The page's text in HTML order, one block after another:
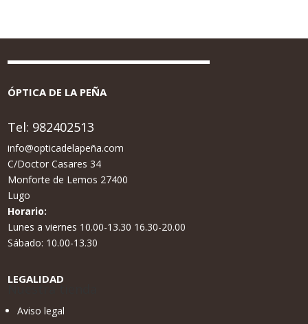
ÓPTICA DE LA PEÑA
Tel: 982402513
info@opticadelapeña.com
C/Doctor Casares 34
Monforte de Lemos 27400
Lugo
Horario:
Lunes a viernes 10.00-13.30 16.30-20.00
Sábado: 10.00-13.30
LEGALIDAD
Aviso legal